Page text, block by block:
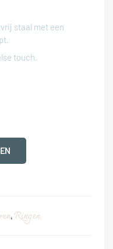
staal met een
touch.
, Ringen